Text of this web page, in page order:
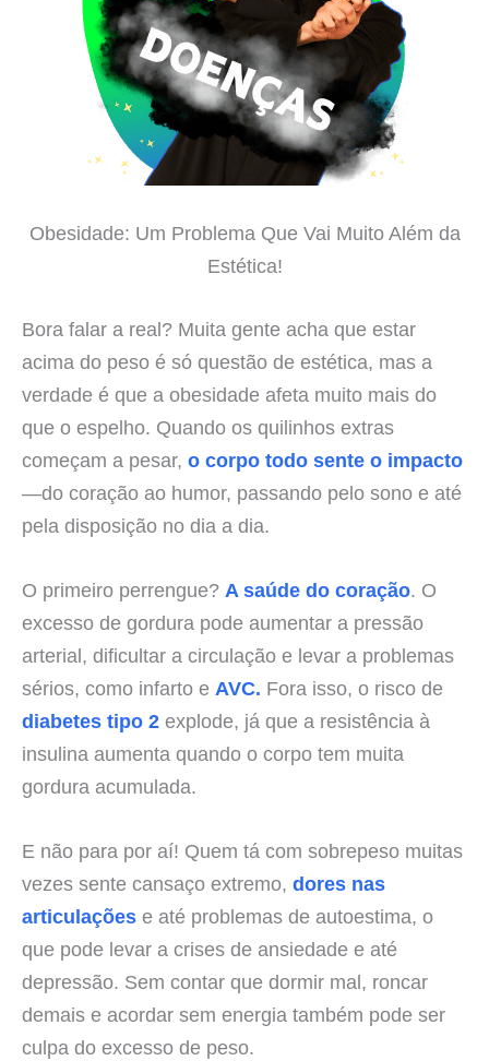
Obesidade: Um Problema Que Vai Muito Além da
Estética!
Bora falar a real? Muita gente acha que estar
acima do peso é só questão de estética, mas a
verdade é que a obesidade afeta muito mais do
que o espelho. Quando os quilinhos extras
começam a pesar, o corpo todo sente o impacto
—do coração ao humor, passando pelo sono e até
pela disposição no dia a dia.
O primeiro perrengue? A saúde do coração. O
excesso de gordura pode aumentar a pressão
arterial, dificultar a circulação e levar a problemas
sérios, como infarto e AVC. Fora isso, o risco de
diabetes tipo 2 explode, já que a resistência à
insulina aumenta quando o corpo tem muita
gordura acumulada.
E não para por aí! Quem tá com sobrepeso muitas
vezes sente cansaço extremo, dores nas
articulações e até problemas de autoestima, o
que pode levar a crises de ansiedade e até
depressão. Sem contar que dormir mal, roncar
demais e acordar sem energia também pode ser
culpa do excesso de peso.